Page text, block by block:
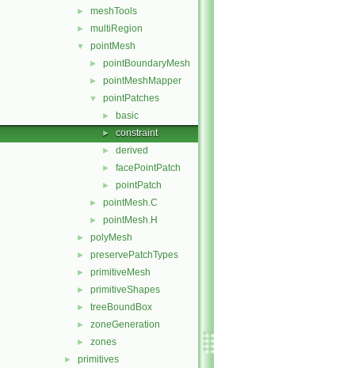
► meshTools
► multiRegion
▼ pointMesh
► pointBoundaryMesh
► pointMeshMapper
▼ pointPatches
► basic
► constraint
► derived
► facePointPatch
► pointPatch
► pointMesh.C
► pointMesh.H
► polyMesh
► preservePatchTypes
► primitiveMesh
► primitiveShapes
► treeBoundBox
► zoneGeneration
► zones
► primitives